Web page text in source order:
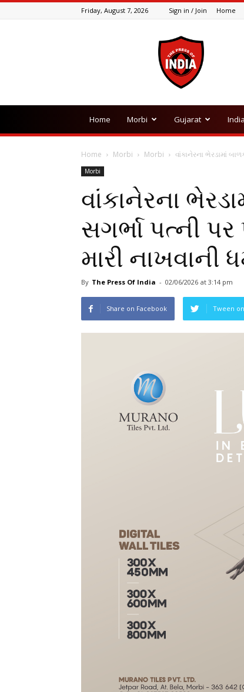
Friday, August 7, 2026 Sign in / Join Home
Home Morbi Gujarat India
Home Morbi Morbi વાંકાનેરના ભેરડામાં
Morbi
વાંકાનેરના
સગર્ભા પત્ની પર
મારી નાખવાની
By The Press Of India - 02/06/2026 at 3:14 pm
Share on Facebook Tween